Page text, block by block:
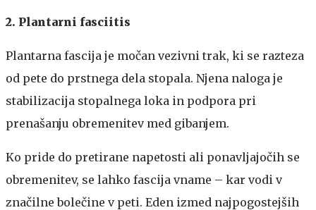
2. Plantarni fasciitis
Plantarna fascija je močan vezivni trak, ki se razteza
od pete do prstnega dela stopala. Njena naloga je
stabilizacija stopalnega loka in podpora pri
prenašanju obremenitev med gibanjem.
Ko pride do pretirane napetosti ali ponavljajočih se
obremenitev, se lahko fascija vname – kar vodi v
značilne bolečine v peti. Eden izmed najpogostejših